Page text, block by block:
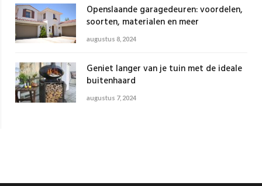
Openslaande garagedeuren: voordelen,
soorten, materialen en meer
augustus 8, 2024
Geniet langer van je tuin met de ideale
buitenhaard
augustus 7, 2024